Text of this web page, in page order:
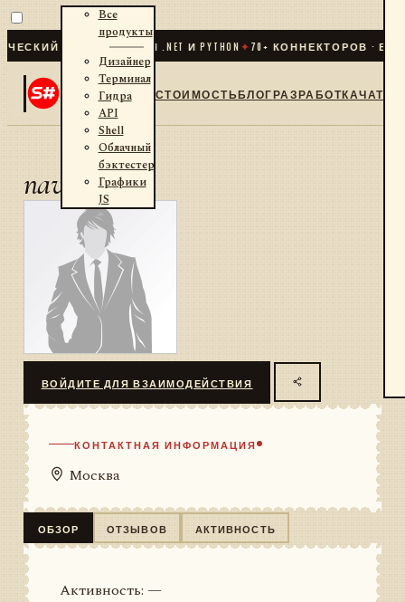
ТРЕЙДИНГ ДЛЯ .NET И PYTHON✦70+ КОННЕКТОРОВ ·
Все
продукты
Дизайнер
Терминал
Гидра
API
Shell
Облачный
бэктестер
Графики
JS
СТОИМОСТЬБЛОГРАЗРАБОТКАЧАТ
navi
ВОЙДИТЕ ДЛЯ ВЗАИМОДЕЙСТВИЯ
КОНТАКТНАЯ ИНФОРМАЦИЯ
Москва
ОБЗОР ОТЗЫВОВ АКТИВНОСТЬ
Активность: —